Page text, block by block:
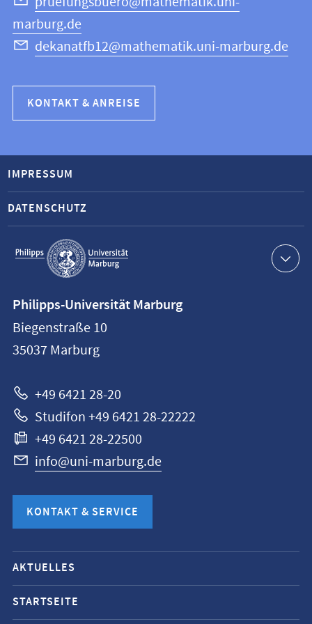
marburg.de
dekanatfb12@mathematik.uni-marburg.de
KONTAKT & ANREISE
Service-
Navigation
IMPRESSUM
DATENSCHUTZ
Philipps-
Universität
Marburg
Philipps-Universität Marburg
Biegenstraße 10
35037 Marburg
+49 6421 28-20
Studifon +49 6421 28-22222
+49 6421 28-22500
info@uni-marburg.de
KONTAKT & SERVICE
Mobile-
Service-
Navigation
AKTUELLES
STARTSEITE